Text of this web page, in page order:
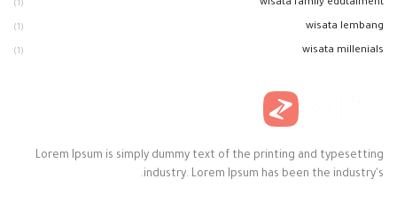
wisata family edutaiment
(1)
wisata lembang
(1)
wisata millenials
(1)
Lorem Ipsum is simply dummy text of the printing and typesetting
industry. Lorem Ipsum has been the industry's.